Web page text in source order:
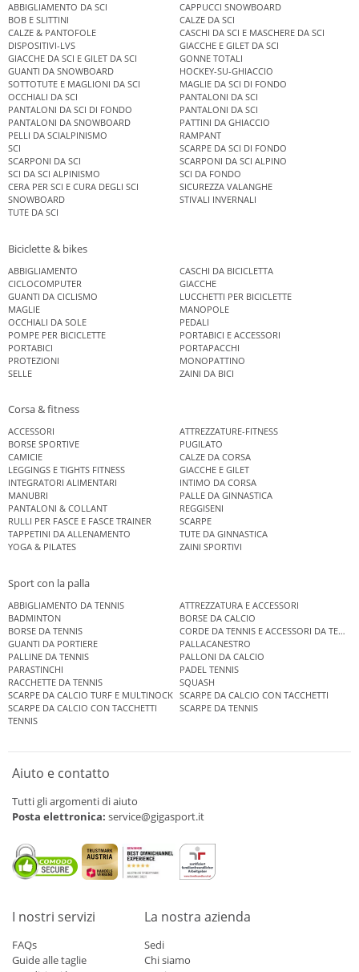
ABBIGLIAMENTO DA SCI
CAPPUCCI SNOWBOARD
BOB E SLITTINI
CALZE DA SCI
CALZE & PANTOFOLE
CASCHI DA SCI E MASCHERE DA SCI
DISPOSITIVI-LVS
GIACCHE E GILET DA SCI
GIACCHE DA SCI E GILET DA SCI
GONNE TOTALI
GUANTI DA SNOWBOARD
HOCKEY-SU-GHIACCIO
SOTTOTUTE E MAGLIONI DA SCI
MAGLIE DA SCI DI FONDO
OCCHIALI DA SCI
PANTALONI DA SCI
PANTALONI DA SCI DI FONDO
PANTALONI DA SCI
PANTALONI DA SNOWBOARD
PATTINI DA GHIACCIO
PELLI DA SCIALPINISMO
RAMPANT
SCI
SCARPE DA SCI DI FONDO
SCARPONI DA SCI
SCARPONI DA SCI ALPINO
SCI DA SCI ALPINISMO
SCI DA FONDO
CERA PER SCI E CURA DEGLI SCI
SICUREZZA VALANGHE
SNOWBOARD
STIVALI INVERNALI
TUTE DA SCI
Biciclette & bikes
ABBIGLIAMENTO
CASCHI DA BICICLETTA
CICLOCOMPUTER
GIACCHE
GUANTI DA CICLISMO
LUCCHETTI PER BICICLETTE
MAGLIE
MANOPOLE
OCCHIALI DA SOLE
PEDALI
POMPE PER BICICLETTE
PORTABICI E ACCESSORI
PORTABICI
PORTAPACCHI
PROTEZIONI
MONOPATTINO
SELLE
ZAINI DA BICI
Corsa & fitness
ACCESSORI
ATTREZZATURE-FITNESS
BORSE SPORTIVE
PUGILATO
CAMICIE
CALZE DA CORSA
LEGGINGS E TIGHTS FITNESS
GIACCHE E GILET
INTEGRATORI ALIMENTARI
INTIMO DA CORSA
MANUBRI
PALLE DA GINNASTICA
PANTALONI & COLLANT
REGGISENI
RULLI PER FASCE E FASCE TRAINER
SCARPE
TAPPETINI DA ALLENAMENTO
TUTE DA GINNASTICA
YOGA & PILATES
ZAINI SPORTIVI
Sport con la palla
ABBIGLIAMENTO DA TENNIS
ATTREZZATURA E ACCESSORI
BADMINTON
BORSE DA CALCIO
BORSE DA TENNIS
CORDE DA TENNIS E ACCESSORI DA TENNIS
GUANTI DA PORTIERE
PALLACANESTRO
PALLINE DA TENNIS
PALLONI DA CALCIO
PARASTINCHI
PADEL TENNIS
RACCHETTE DA TENNIS
SQUASH
SCARPE DA CALCIO TURF E MULTINOCK SCARPE DA CALCIO CON TACCHETTI
SCARPE DA CALCIO CON TACCHETTI
SCARPE DA TENNIS
TENNIS
Aiuto e contatto
Tutti gli argomenti di aiuto
Posta elettronica: service@gigasport.it
I nostri servizi
FAQs
Guide alle taglie
La nostra azienda
Sedi
Chi siamo